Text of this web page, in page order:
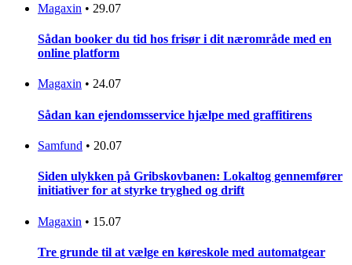
Magaxin • 29.07
Sådan booker du tid hos frisør i dit nærområde med en
online platform
Magaxin • 24.07
Sådan kan ejendomsservice hjælpe med graffitirens
Samfund • 20.07
Siden ulykken på Gribskovbanen: Lokaltog gennemfører
initiativer for at styrke tryghed og drift
Magaxin • 15.07
Tre grunde til at vælge en køreskole med automatgear